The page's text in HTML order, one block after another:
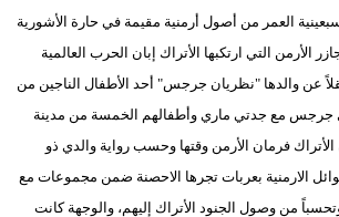
العمر من أصول أرمنية مقيمة في حارة الأشورية
الأرمن التي ارتكبها الأتراك إبان الحرب العالمية
عن والدها "نظريان جرجس" أحد الأطفال الناجين من
جرجس مع جدتي ماري وأطفالهم الخمسة من مدينة
الأتراك فرمان الأرمن وقتها وحسب رواية والدي ذو
الارمنية بعربات تجرها الاحصنة ضمن مجموعات مع
من وصول الجنود الأتراك إليهم، والوجهة كانت